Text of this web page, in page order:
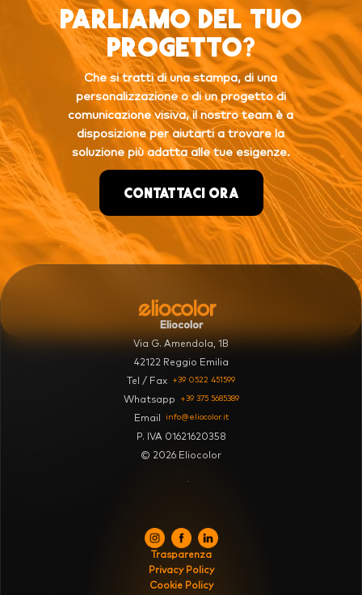
PARLIAMO DEL TUO
PROGETTO?
Che si tratti di una stampa, di una
personalizzazione o di un progetto di
comunicazione visiva, il nostro team è a
disposizione per aiutarti a trovare la
soluzione più adatta alle tue esigenze.
CONTATTACI ORA
Eliocolor
Via G. Amendola, 1B
42122 Reggio Emilia
Tel / Fax
+39 0522 451599
Whatsapp +39 375 5685389
Email info@eliocolor.it
P. IVA 01621620358
© 2026 Eliocolor
Trasparenza
Privacy Policy
Cookie Policy